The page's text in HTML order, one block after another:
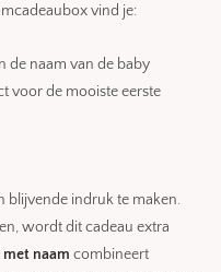
vind je:
de naam van de baby
voor de mooiste eerste
blijvende indruk te maken.
wordt dit cadeau extra
naam combineert